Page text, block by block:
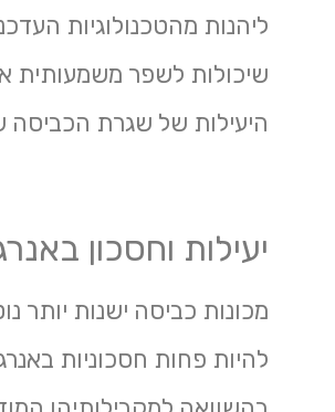
ליהנות מהטכנולוגיות
שיכולות לשפר משמעותית
היעילות של שגרת הכביסה
יעילות וחסכון
מכונות כביסה ישנות יותר
להיות פחות חסכוניות